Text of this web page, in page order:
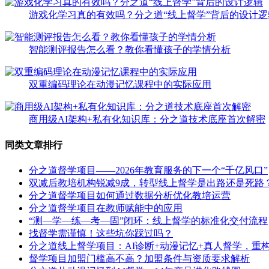
游戏化学习真的有效吗？分之道“线上督学”背后的设计
智能测评报告怎么看？教你看懂孩子的学情分析
双重编码理论在动漫记忆课程中的实际应用
商用级AI架构+私有化知识库：分之道技术底座首次解密
同类文章排行
分之道督学项目——2026年教育服务的下一个“千亿风口”
双减后教培机构锐减9成，转型线上督学是出路还是死路
分之道督学项目如何通过数据分析优化教培运营
分之道督学项目在教师赋能中的应用
“测—学—练—考—固”闭环：线上督学的标准化交付流程
找督学需谨慎！这些坑你踩过吗？
分之道线上督学项目：AI诊断+动漫记忆+真人督学，重
督学项目加盟门槛高不高？加盟条件与资质要求解析